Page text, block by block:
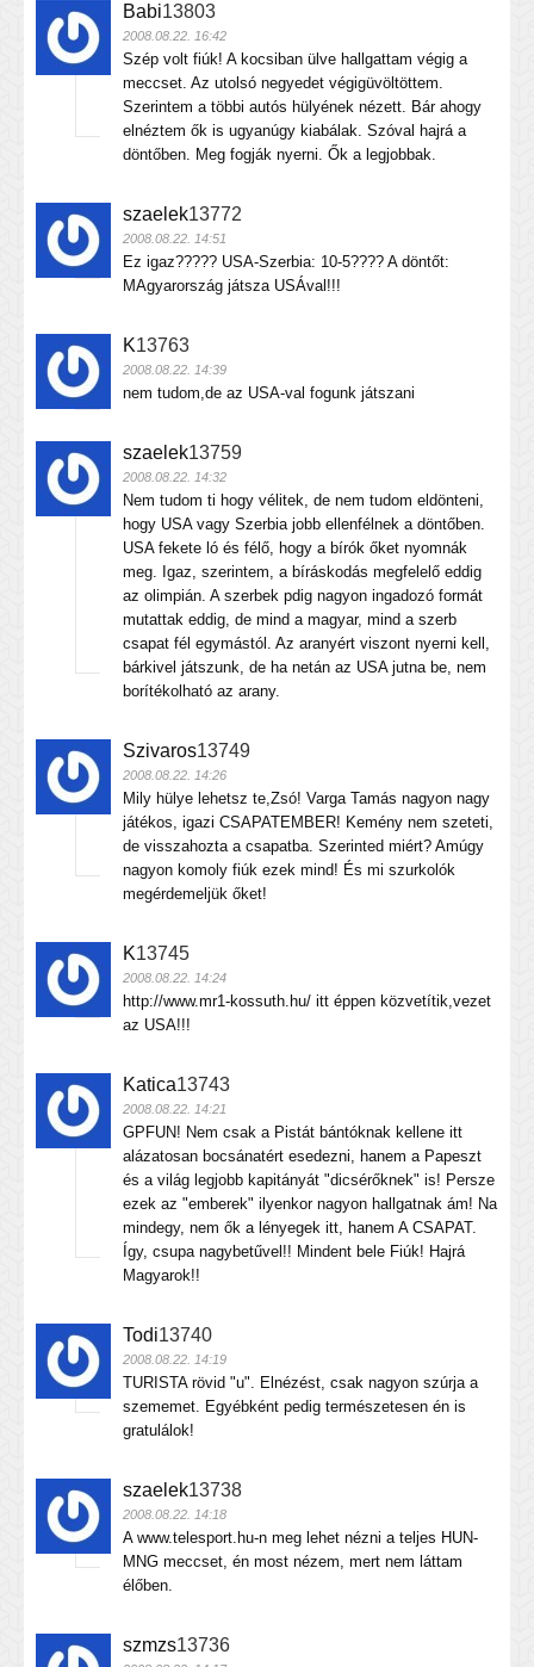
Babi13803
2008.08.22. 16:42
Szép volt fiúk! A kocsiban ülve hallgattam végig a
meccset. Az utolsó negyedet végigüvöltöttem.
Szerintem a többi autós hülyének nézett. Bár ahogy
elnéztem ők is ugyanúgy kiabálak. Szóval hajrá a
döntőben. Meg fogják nyerni. Ők a legjobbak.
szaelek13772
2008.08.22. 14:51
Ez igaz????? USA-Szerbia: 10-5???? A döntőt:
MAgyarország játsza USÁval!!!
K13763
2008.08.22. 14:39
nem tudom,de az USA-val fogunk játszani
szaelek13759
2008.08.22. 14:32
Nem tudom ti hogy vélitek, de nem tudom eldönteni,
hogy USA vagy Szerbia jobb ellenfélnek a döntőben.
USA fekete ló és félő, hogy a bírók őket nyomnák
meg. Igaz, szerintem, a bíráskodás megfelelő eddig
az olimpián. A szerbek pdig nagyon ingadozó formát
mutattak eddig, de mind a magyar, mind a szerb
csapat fél egymástól. Az aranyért viszont nyerni kell,
bárkivel játszunk, de ha netán az USA jutna be, nem
borítékolható az arany.
Szivaros13749
2008.08.22. 14:26
Mily hülye lehetsz te,Zsó! Varga Tamás nagyon nagy
játékos, igazi CSAPATEMBER! Kemény nem szeteti,
de visszahozta a csapatba. Szerinted miért? Amúgy
nagyon komoly fiúk ezek mind! És mi szurkolók
megérdemeljük őket!
K13745
2008.08.22. 14:24
http://www.mr1-kossuth.hu/ itt éppen közvetítik,vezet
az USA!!!
Katica13743
2008.08.22. 14:21
GPFUN! Nem csak a Pistát bántóknak kellene itt
alázatosan bocsánatért esedezni, hanem a Papeszt
és a világ legjobb kapitányát "dicsérőknek" is! Persze
ezek az "emberek" ilyenkor nagyon hallgatnak ám! Na
mindegy, nem ők a lényegek itt, hanem A CSAPAT.
Így, csupa nagybetűvel!! Mindent bele Fiúk! Hajrá
Magyarok!!
Todi13740
2008.08.22. 14:19
TURISTA rövid "u". Elnézést, csak nagyon szúrja a
szememet. Egyébként pedig természetesen én is
gratulálok!
szaelek13738
2008.08.22. 14:18
A www.telesport.hu-n meg lehet nézni a teljes HUN-
MNG meccset, én most nézem, mert nem láttam
élőben.
szmzs13736